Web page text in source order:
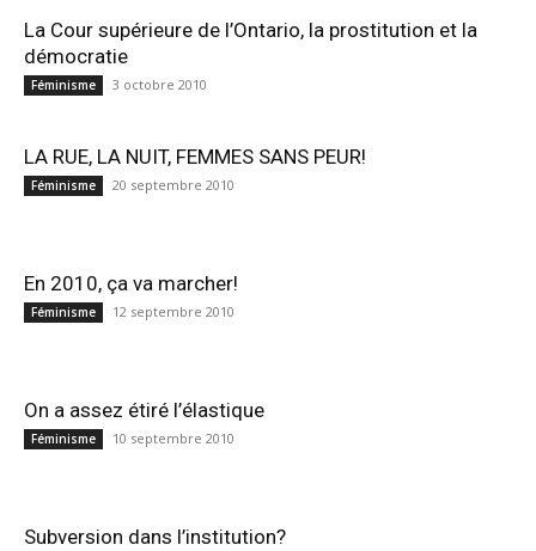
La Cour supérieure de l’Ontario, la prostitution et la
démocratie
Féminisme 3 octobre 2010
LA RUE, LA NUIT, FEMMES SANS PEUR!
Féminisme 20 septembre 2010
En 2010, ça va marcher!
Féminisme 12 septembre 2010
On a assez étiré l’élastique
Féminisme 10 septembre 2010
Subversion dans l’institution?